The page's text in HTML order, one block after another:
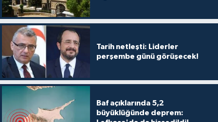
Tarih netleşti: Liderler
perşembe günü görüşecek!
Baf açıklarında 5,2
büyüklüğünde deprem: